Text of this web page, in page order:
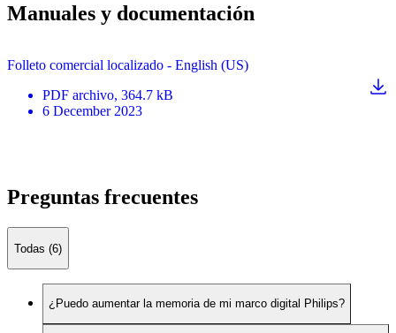
Manuales y documentación
Folleto comercial localizado - English (US)
PDF archivo, 364.7 kB
6 December 2023
Preguntas frecuentes
Todas (6)
¿Puedo aumentar la memoria de mi marco digital Philips?